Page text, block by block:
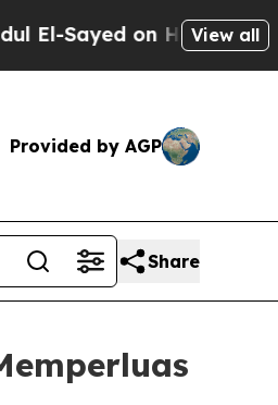
on Historic Michigan
View all
Provided by AGP
Share